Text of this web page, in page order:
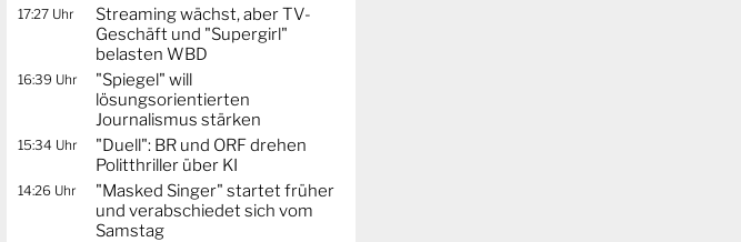
17:27 Uhr
Streaming wächst, aber TV-
Geschäft und "Supergirl"
belasten WBD
16:39 Uhr
"Spiegel" will
lösungsorientierten
Journalismus stärken
15:34 Uhr
"Duell": BR und ORF drehen
Politthriller über KI
14:26 Uhr
"Masked Singer" startet früher
und verabschiedet sich vom
Samstag